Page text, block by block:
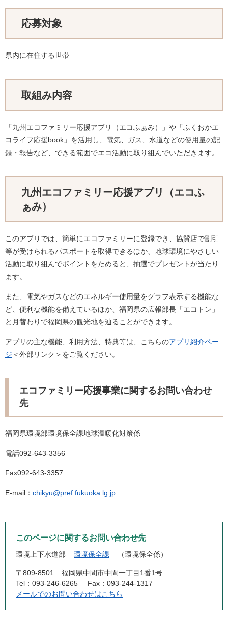
応募対象
県内に在住する世帯
取組み内容
「九州エコファミリー応援アプリ（エコふぁみ）」や「ふくおかエ
コライフ応援book」を活用し、電気、ガス、水道などの使用量の記
録・報告など、できる範囲でエコ活動に取り組んでいただきます。
九州エコファミリー応援アプリ（エコふ
ぁみ）
このアプリでは、簡単にエコファミリーに登録でき、協賛店で割引
等が受けられるパスポートを取得できるほか、地球環境にやさしい
活動に取り組んでポイントをためると、抽選でプレゼントが当たり
ます。
また、電気やガスなどのエネルギー使用量をグラフ表示する機能な
ど、便利な機能を備えているほか、福岡県の広報部長「エコトン」
と月替わりで福岡県の観光地を辿ることができます。
アプリの主な機能、利用方法、特典等は、こちらのアプリ紹介ペー
ジ ＜外部リンク＞ をご覧ください。
エコファミリー応援事業に関するお問い合わせ
先
福岡県環境部環境保全課地球温暖化対策係
電話092-643-3356
Fax092-643-3357
E-mail： chikyu@pref.fukuoka.lg.jp
このページに関するお問い合わせ先
環境上下水道部 環境保全課 環境保全係
〒809-8501
福岡県中間市中間一丁目1番1号
Tel：093-246-6265
Fax：093-244-1317
メールでのお問い合わせはこちら